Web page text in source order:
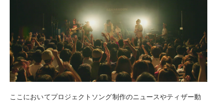
ここにおいてプロジェクトソング制作のニュースやティザー動